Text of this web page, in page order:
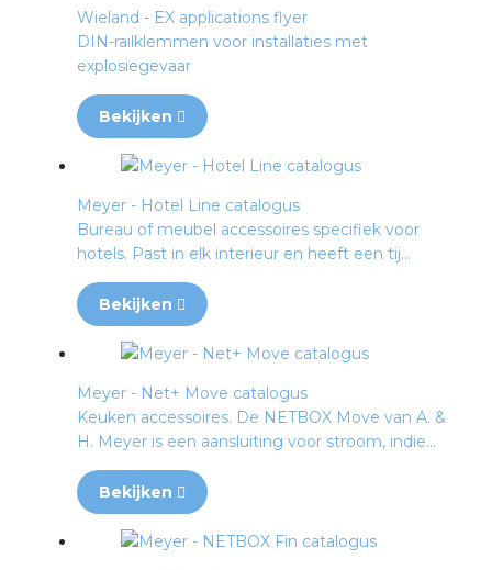
Wieland - EX applications flyer
DIN-railklemmen voor installaties met
explosiegevaar
Bekijken
Meyer - Hotel Line catalogus
Bureau of meubel accessoires specifiek voor
hotels. Past in elk interieur en heeft een tij...
Bekijken
Meyer - Net+ Move catalogus
Keuken accessoires. De NETBOX Move van A. &
H. Meyer is een aansluiting voor stroom, indie...
Bekijken
groothandels